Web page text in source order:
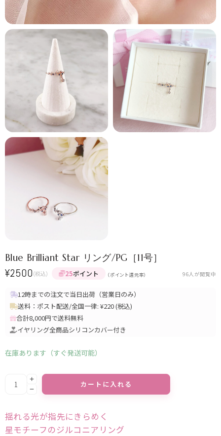
Blue Brilliant Star リング/PG［11号］
¥2500 (税込) 25ポイント （ポイント還元率） 96人が閲覧中
12時までの注文で当日出荷（営業日のみ）
送料：ポスト配送/全国一律: ¥220 (税込)
合計8,000円で送料無料
イヤリング全商品シリコンカバー付き
在庫あります（すぐ発送可能）
カートに入れる
揺れる光が指先にきらめく
星モチーフのジルコニアリング